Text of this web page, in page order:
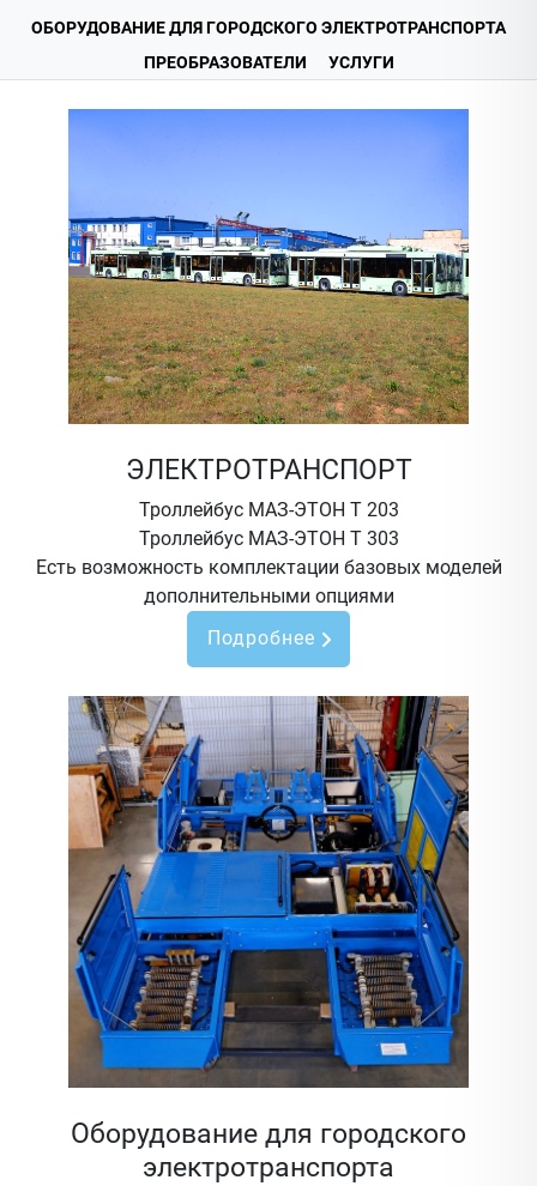
ОБОРУДОВАНИЕ ДЛЯ ГОРОДСКОГО ЭЛЕКТРОТРАНСПОРТА
ПРЕОБРАЗОВАТЕЛИ
УСЛУГИ
ЭЛЕКТРОТРАНСПОРТ
Троллейбус МАЗ-ЭТОН Т 203
Троллейбус МАЗ-ЭТОН Т 303
Есть возможность комплектации базовых моделей
дополнительными опциями
Подробнее
Оборудование для городского
электротранспорта